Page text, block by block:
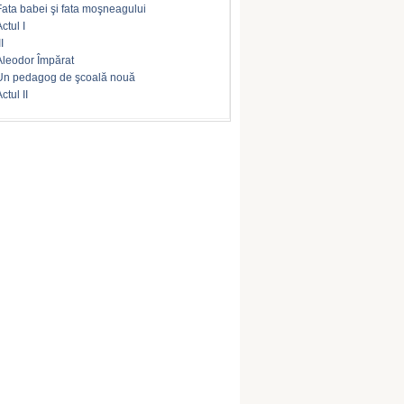
babei şi fata moşneagului
I
Împărat
pedagog de şcoală nouă
II